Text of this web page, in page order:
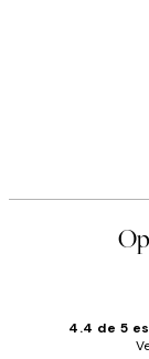
4.4 de 5